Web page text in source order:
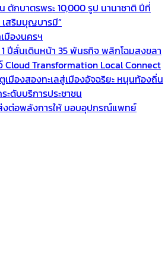
ตักบาตรพระ 10,000 รูป นานาชาติ ปีที่
เสริมบุญบารมี”
มืองนครฯ
ปีลั่นเดินหน้า 35 พันธกิจ พลิกโฉมสงขลา
Cloud Transformation Local Connect
มืองสองทะเลสู่เมืองอัจฉริยะ หนุนท้องถิ่น
ะดับบริการประชาชน
งต่อพลังการให้ มอบอุปกรณ์แพทย์